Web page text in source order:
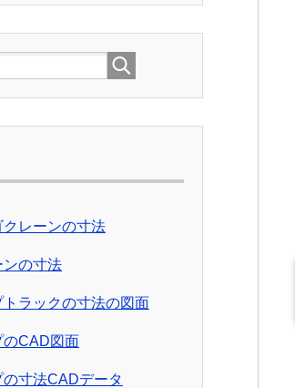
クレーンの寸法
ンの寸法
トラックの寸法の図面
のCAD図面
の寸法CADデータ